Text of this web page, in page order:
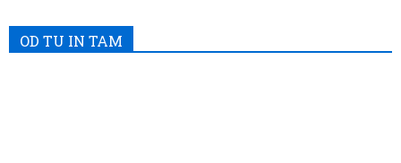
OD TU IN TAM